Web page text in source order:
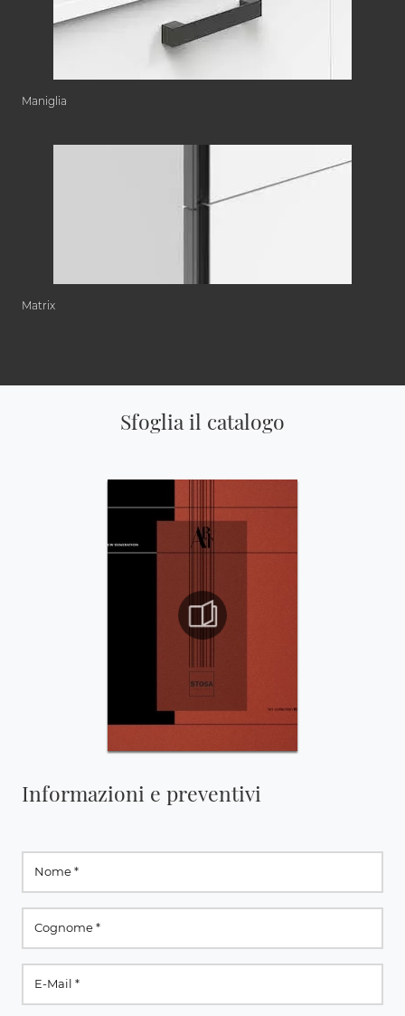
Maniglia
Matrix
Sfoglia il catalogo
Informazioni e preventivi